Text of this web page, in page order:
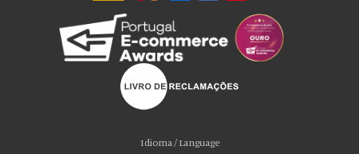
Idioma / Language
Por favor aceite as nossas deliciosas
Usamos cookies para personalizar conteúdo e anúncios, fornecer recursos